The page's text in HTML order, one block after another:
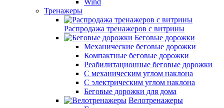
Wind
Тренажеры
Распродажа тренажеров с витрины
Беговые дорожки
Механические беговые дорожки
Компактные беговые дорожки
Реабилитационные беговые дорожки
С механическим углом наклона
С электрическим углом наклона
Беговые дорожки для дома
Велотренажеры